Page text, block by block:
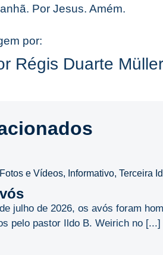
Por Jesus. Amém.
por:
Régis Duarte Müller
Fotos e Vídeos, Informativo, Terceira
julho de 2026, os avós foram
pelo pastor Ildo B. Weirich no [...]